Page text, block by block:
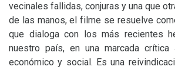
vecinales fallidas, conjuras y una que
de las manos, el filme se resuelve
que dialoga con los más recientes
nuestro país, en una marcada
económico y social. Es una